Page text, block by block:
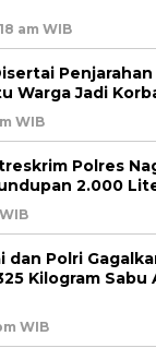
am WIB
Warga Jadi
WIB
Polres
2.000
dan Polri
Kilogram Sabu
WIB